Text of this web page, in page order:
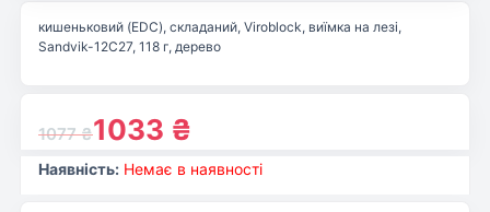
1077₴1033 ₴
кишеньковий (EDC), складаний, Viroblock, виїмка на лезі,
Sandvik-12C27, 118 г, дерево
Наявність: Немає в наявності